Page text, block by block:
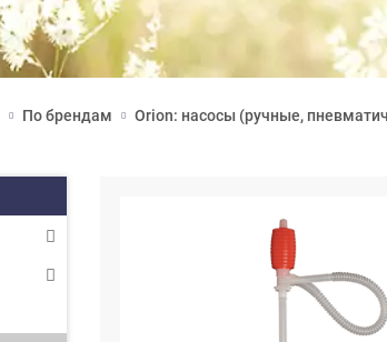
По брендам Orion: насосы (ручные,